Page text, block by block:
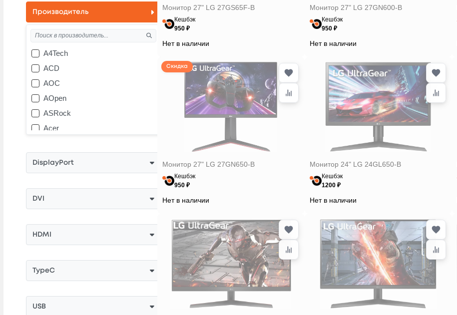
Производитель
A4Tech
ACD
AOC
AOpen
ASRock
Acer
Asus
Benq
Bravus
Dell
GMNG
Gigabyte
HP
Iiyama
DisplayPort
DVI
HDMI
TypeC
USB
Монитор 27" LG 27GS65F-B
Кешбэк
950 ₽
Нет в наличии
Монитор 27" LG 27GN600-B
Кешбэк
950 ₽
Нет в наличии
Скидка
Монитор 27" LG 27GN650-B
Кешбэк
950 ₽
Нет в наличии
Монитор 24" LG 24GL650-B
Кешбэк
1200 ₽
Нет в наличии